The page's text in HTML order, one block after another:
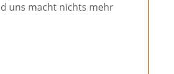
uns macht nichts mehr